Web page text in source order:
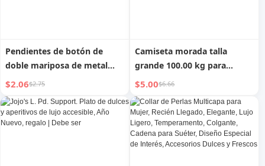
Pendientes de botón de
doble mariposa de metal
brillante Lujo accesible
Pendientes elegantes de lujo
Pendientes de interés
especial Pendientes
$2.06$2.75
Camiseta morada talla
grande 100.00 kg para
mujer, productos europeos,
novedad verano 2024,
estampados de letras dulces
y geniales, top suelto de
moda
$5.00$6.66